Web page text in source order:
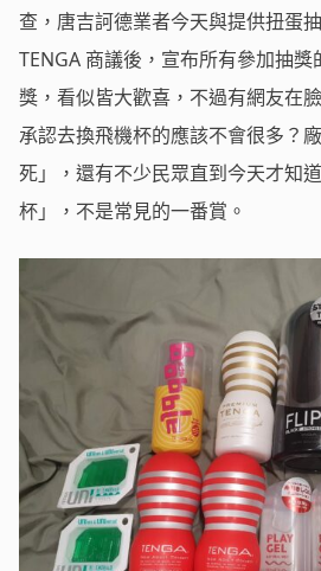
查，唐吉訶德業者今天與提供扭蛋
TENGA 商議後，宣布所有參加抽
獎，看似皆大歡喜，不過有網友在
承認去換飛機杯的應該不會很多？
死」，還有不少民眾直到今天才知
杯」，不是常見的一番賞。